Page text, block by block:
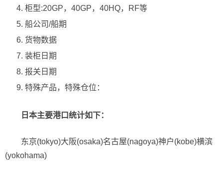
柜型:20GP，40GP，40HQ，RF等
船公司/船期
货物数据
装柜日期
报关日期
特殊产品，特殊仓位：
日本主要港口统计如下：
东京(tokyo)大阪(osaka)名古屋(nagoya)神户(kobe)横滨
(yokohama)